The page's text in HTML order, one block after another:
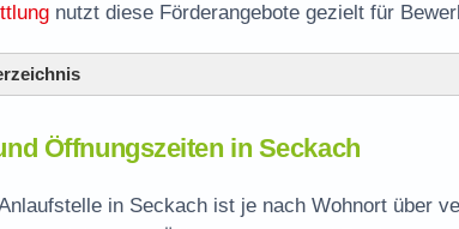
nutzt diese Förderangebote gezielt für
der Arbeitsvermittlung in Seckach
vereinbaren und Bürgergeld beantragen
Öffnungszeiten in Seckach
in Seckach ist je nach Wohnort über